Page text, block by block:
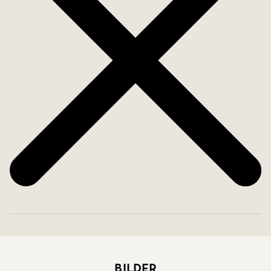
sociala ytorna tillsammans med sovrum och
praktiska funktioner, medan den inredda
övervåningen ger extra utrymme för tonårsbarn,
hemmakontor eller övernattande familj och
vänner. De ljusa rummen under snedtak skapar en
rogivande känsla där lugnet infinner sig direkt.
Bostaden har under åren tagits om hand med stor
omsorg. Materialvalen är tidlösa, skicket mycket
gott och helheten ger ett intryck av ett hem där